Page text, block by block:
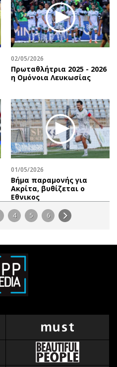
02/05/2026
Πρωταθλήτρια 2025 - 2026
η Ομόνοια Λευκωσίας
01/05/2026
Βήμα παραμονής για
Ακρίτα, βυθίζεται ο
Εθνικος
4 5 6